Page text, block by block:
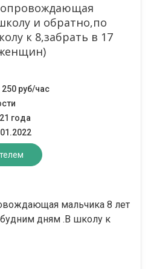
и обратно,по
к 8,забрать в 17
250 руб/час
года
мальчика 8 лет
дням .В школу к